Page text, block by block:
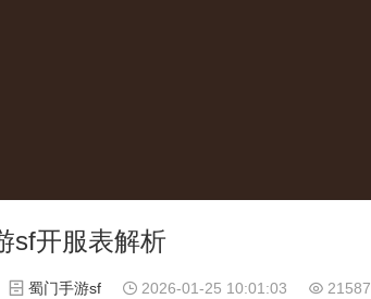
sf开服表解析
蜀门手游sf 2026-01-25 10:01:03 21587